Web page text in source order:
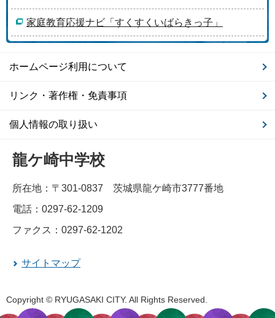
家庭教育応援ナビ「すくすくいばらきっ子」
ホームページ利用について
リンク・著作権・免責事項
個人情報の取り扱い
龍ケ崎中学校
所在地：〒301-0837 茨城県龍ケ崎市3777番地
電話：0297-62-1209
ファクス：0297-62-1202
サイトマップ
Copyright © RYUGASAKI CITY. All Rights Reserved.